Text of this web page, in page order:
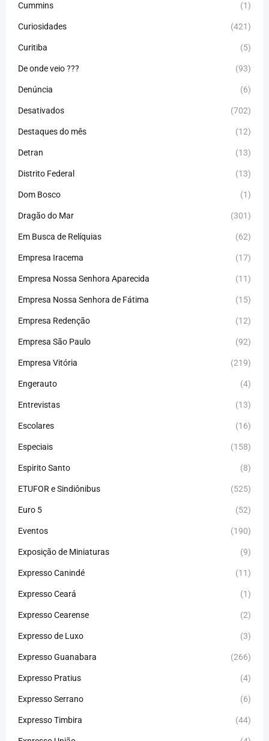
Cummins (1)
Curiosidades (421)
Curitiba (5)
De onde veio ??? (93)
Denúncia (6)
Desativados (702)
Destaques do mês (12)
Detran (13)
Distrito Federal (13)
Dom Bosco (1)
Dragão do Mar (301)
Em Busca de Relíquias (62)
Empresa Iracema (17)
Empresa Nossa Senhora Aparecida (11)
Empresa Nossa Senhora de Fátima (15)
Empresa Redenção (12)
Empresa São Paulo (92)
Empresa Vitória (219)
Engerauto (4)
Entrevistas (13)
Escolares (16)
Especiais (158)
Espirito Santo (8)
ETUFOR e Sindiônibus (525)
Euro 5 (52)
Eventos (190)
Exposição de Miniaturas (9)
Expresso Canindé (11)
Expresso Ceará (1)
Expresso Cearense (2)
Expresso de Luxo (3)
Expresso Guanabara (266)
Expresso Pratius (4)
Expresso Serrano (6)
Expresso Timbira (44)